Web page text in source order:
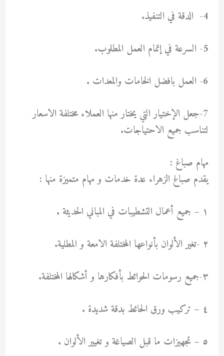
4- الدقة في التنفيذ.
5- السرعة في إتمام العمل المطلوب.
6- العمل بافضل الخامات والمعدات .
7-جعل الإختيار التي يختار منها العملاء مختلفة الاسعار
لتناسب جميع الاحتياجات.
مهام صباغ :
يقدم صباغ الزهراء عدة خدمات و مهام متميزة منها :
١ – جميع أعمال التشطيبات في المباني الحديثة .
٢ -تغير الألوان بأنواعها المختلفة الامعة و المطلية.
٣-جميع رسومات الحوائط بأفكارها و أشكالها المختلفة.
٤ – تركيب ورق الحائط بدقة شديدة .
٥ – تجهيزات ما قبل الصياغة و تغيير الألوان .